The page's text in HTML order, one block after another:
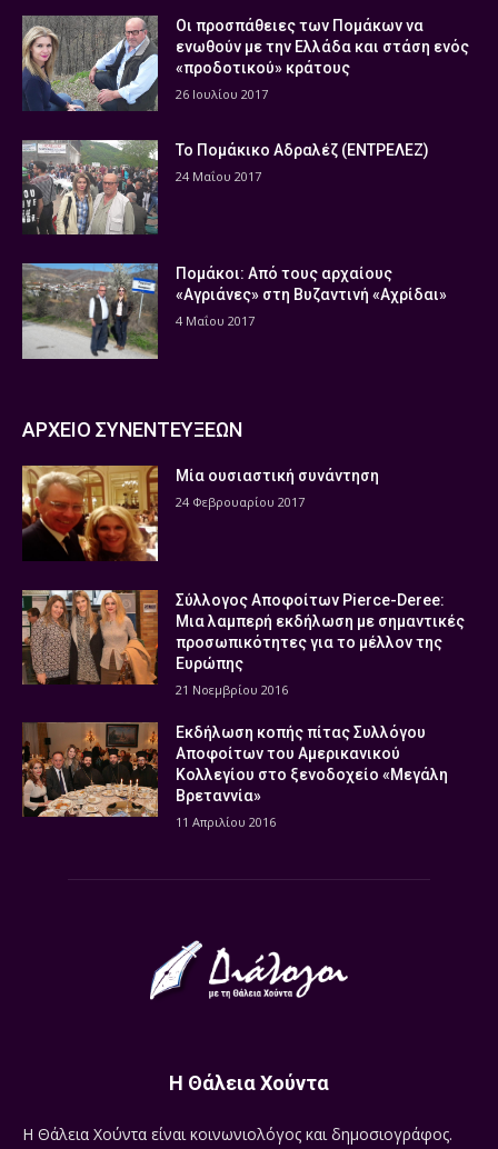
Οι προσπάθειες των Πομάκων να
ενωθούν με την Ελλάδα και στάση ενός
«προδοτικού» κράτους
26 Ιουλίου 2017
Το Πομάκικο Αδραλέζ (ΕΝΤΡΕΛΕΖ)
24 Μαΐου 2017
Πομάκοι: Από τους αρχαίους
«Αγριάνες» στη Βυζαντινή «Αχρίδαι»
4 Μαΐου 2017
ΑΡΧΕΙΟ ΣΥΝΕΝΤΕΥΞΕΩΝ
Μία ουσιαστική συνάντηση
24 Φεβρουαρίου 2017
Σύλλογος Αποφοίτων Pierce-Deree:
Μια λαμπερή εκδήλωση με σημαντικές
προσωπικότητες για το μέλλον της
Ευρώπης
21 Νοεμβρίου 2016
Εκδήλωση κοπής πίτας Συλλόγου
Αποφοίτων του Αμερικανικού
Κολλεγίου στο ξενοδοχείο «Μεγάλη
Βρεταννία»
11 Απριλίου 2016
Η Θάλεια Χούντα
Η Θάλεια Χούντα είναι κοινωνιολόγος και δημοσιογράφος.